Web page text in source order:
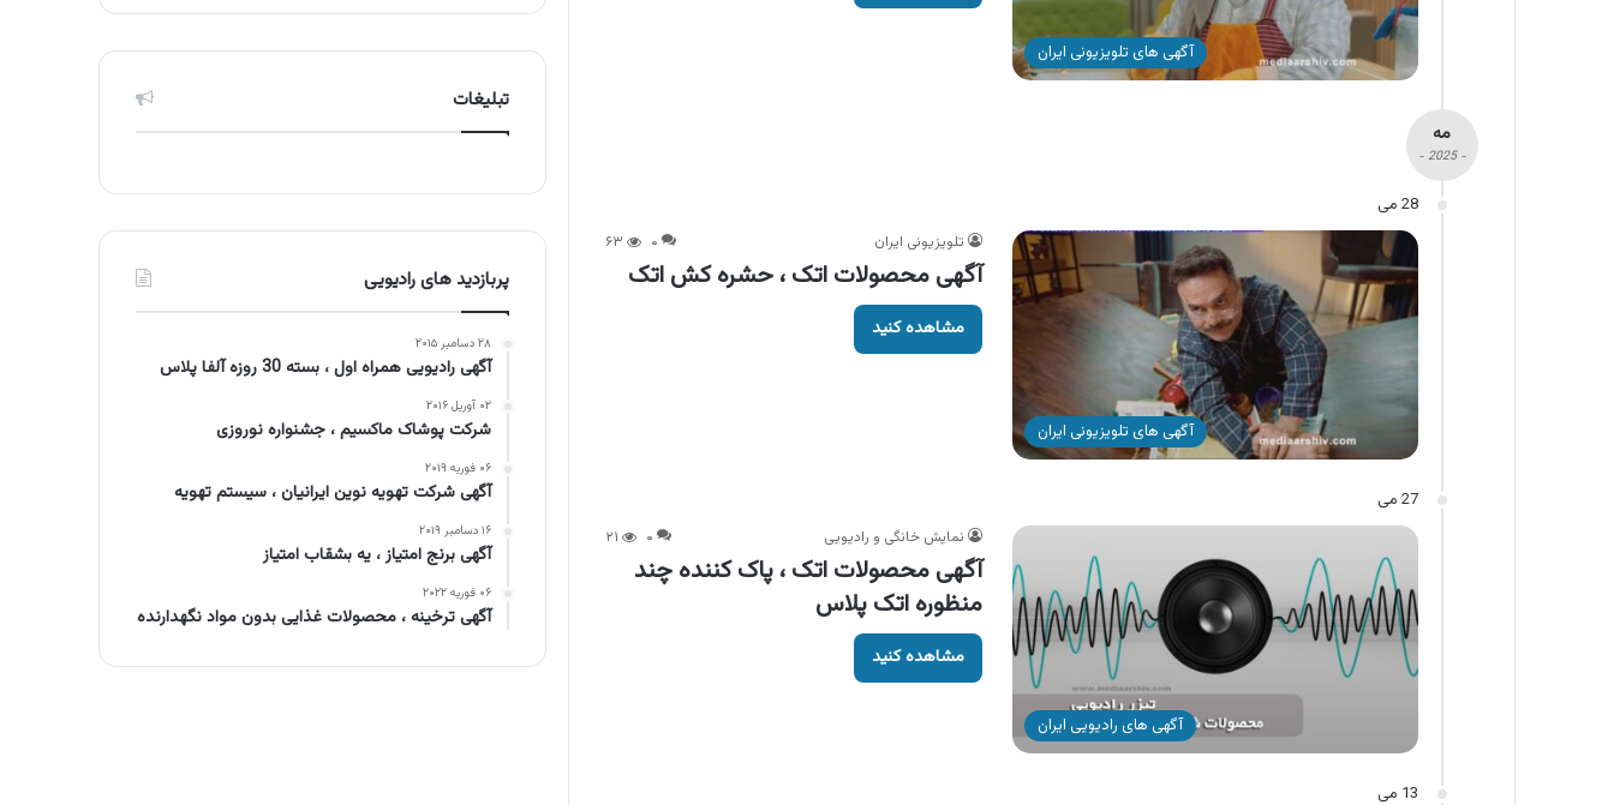
آگهی های تلویزیونی ایران
مه
- 2025 -
28 می
آگهی های تلویزیونی ایران
تلویزیونی ایران ۰ ۶۳
آگهی محصولات اتک ، حشره کش اتک
مشاهده کنید
27 می
آگهی های رادیویی ایران
نمایش خانگی و رادیویی ۰ ۲۱
آگهی محصولات اتک ، پاک کننده چند
منظوره اتک پلاس
مشاهده کنید
13 می
تبلیغات
پربازدید های رادیویی
۲۸ دسامبر ۲۰۱۵
آگهی رادیویی همراه اول ، بسته 30 روزه آلفا پلاس
۰۲ آوریل ۲۰۱۶
شرکت پوشاک ماکسیم ، جشنواره نوروزی
۰۶ فوریه ۲۰۱۹
آگهی شرکت تهویه نوین ایرانیان ، سیستم تهویه
۱۶ دسامبر ۲۰۱۹
آگهی برنج امتیاز ، یه بشقاب امتیاز
۰۶ فوریه ۲۰۲۲
آگهی ترخینه ، محصولات غذایی بدون مواد نگهدارنده